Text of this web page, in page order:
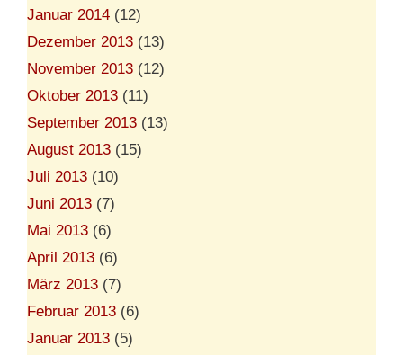
Januar 2014 (12)
Dezember 2013 (13)
November 2013 (12)
Oktober 2013 (11)
September 2013 (13)
August 2013 (15)
Juli 2013 (10)
Juni 2013 (7)
Mai 2013 (6)
April 2013 (6)
März 2013 (7)
Februar 2013 (6)
Januar 2013 (5)